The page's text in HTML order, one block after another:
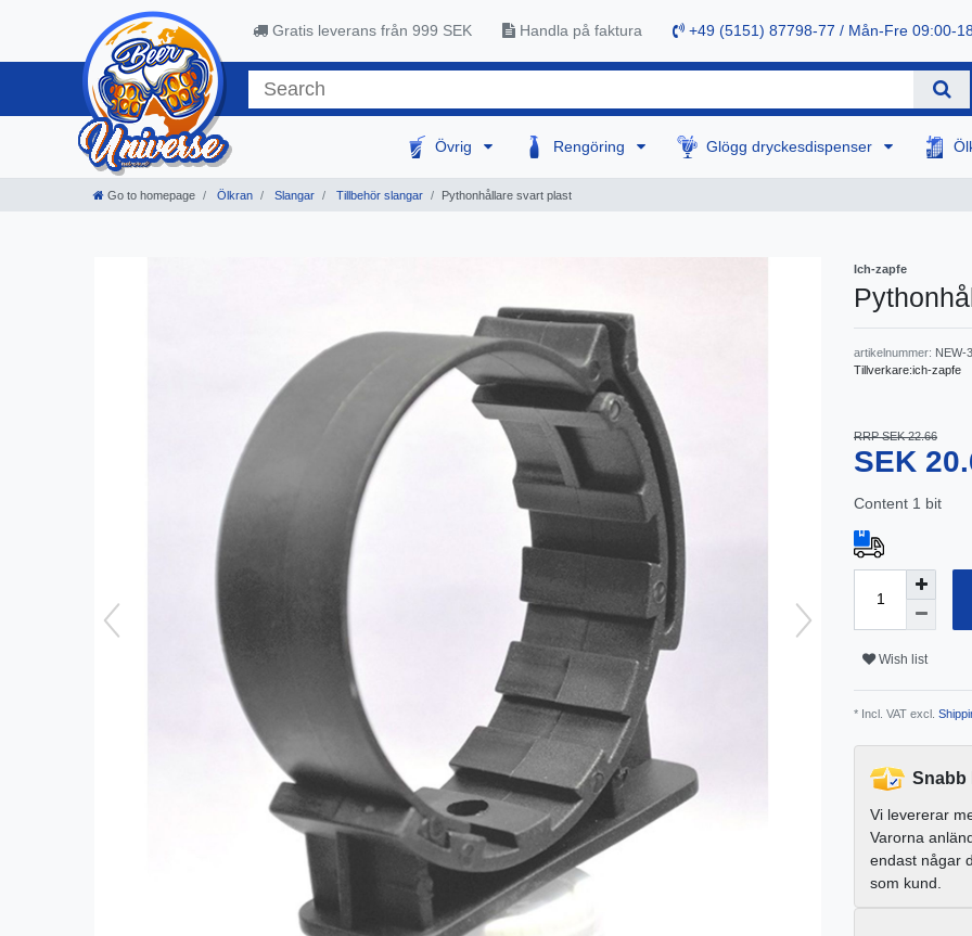
Gratis leverans från 999 SEK Handla på faktura +49 (5151) 87798-77 / Mån-Fre 09:00-
Övrig Rengöring Glögg dryckesdispenser
Go to homepage Ölkran Slangar Tillbehör slangar Pythonhållare svart plast
Ich-zapfe
artikelnummer: NEW-
Tillverkare:ich-zapfe
RRP SEK 22.66
SEK
Content 1 bit
Wish list
* Incl. VAT excl.
Snabb
Vi levererar
Varorna
endast någar
som kund.